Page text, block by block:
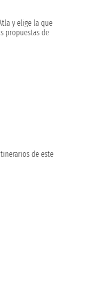
y elige la que
propuestas de
de este